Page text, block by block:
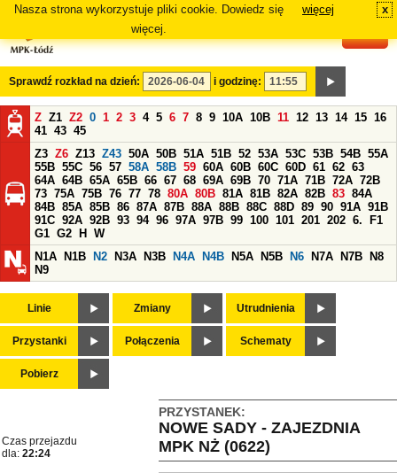
Nasza strona wykorzystuje pliki cookie. Dowiedz się
więcej.
więcej x
Sprawdź rozkład na dzień: i godzinę:
Z Z1 Z2 0 1 2 3 4 5 6 7 8 9 10A 10B 11 12 13 14 15 16
41 43 45
Z3 Z6 Z13 Z43 50A 50B 51A 51B 52 53A 53C 53B 54B 55A
55B 55C 56 57 58A 58B 59 60A 60B 60C 60D 61 62 63
64A 64B 65A 65B 66 67 68 69A 69B 70 71A 71B 72A 72B
73 75A 75B 76 77 78 80A 80B 81A 81B 82A 82B 83 84A
84B 85A 85B 86 87A 87B 88A 88B 88C 88D 89 90 91A 91B
91C 92A 92B 93 94 96 97A 97B 99 100 101 201 202 6.
F1
G1 G2 H
W
N1A
N1B N2 N3A N3B N4A N4B N5A N5B N6 N7A N7B
N8
N9
Linie Zmiany Utrudnienia
Przystanki Połączenia Schematy
Pobierz
PRZYSTANEK:
NOWE SADY - ZAJEZDNIA
MPK NŻ (0622)
Czas przejazdu
dla: 22:24